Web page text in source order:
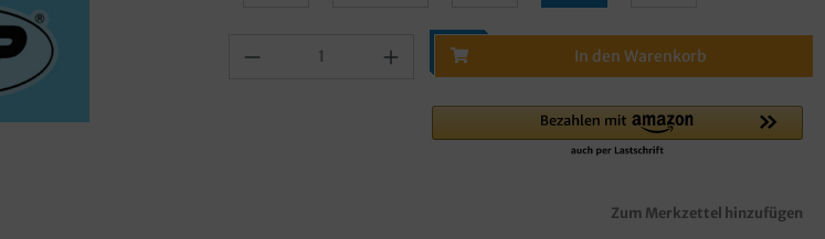
In den Warenkorb
Zum Merkzettel hinzufügen